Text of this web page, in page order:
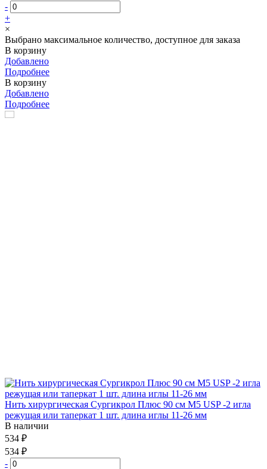
-
+
×
Выбрано максимальное количество, доступное для заказа
В корзину
Добавлено
Подробнее
В корзину
Добавлено
Подробнее
Нить хирургическая Сургикрол Плюс 90 см М5 USP -2 игла
режущая или таперкат 1 шт. длина иглы 11-26 мм
В наличии
534 ₽
534 ₽
-